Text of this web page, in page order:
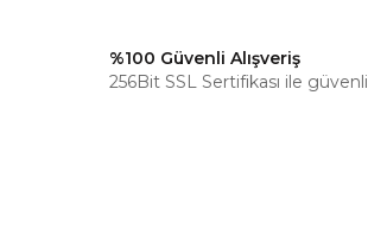
%100 Güvenli Alışveriş
256Bit SSL Sertifikası ile güvenli